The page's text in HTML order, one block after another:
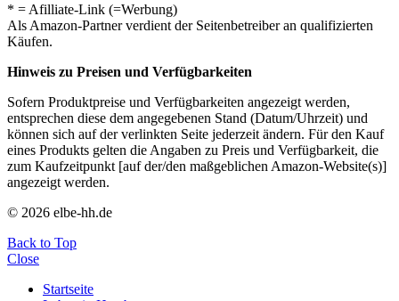
* = Afilliate-Link (=Werbung)
Als Amazon-Partner verdient der Seitenbetreiber an qualifizierten
Käufen.
Hinweis zu Preisen und Verfügbarkeiten
Sofern Produktpreise und Verfügbarkeiten angezeigt werden,
entsprechen diese dem angegebenen Stand (Datum/Uhrzeit) und
können sich auf der verlinkten Seite jederzeit ändern. Für den Kauf
eines Produkts gelten die Angaben zu Preis und Verfügbarkeit, die
zum Kaufzeitpunkt [auf der/den maßgeblichen Amazon-Website(s)]
angezeigt werden.
© 2026 elbe-hh.de
Back to Top
Close
Startseite